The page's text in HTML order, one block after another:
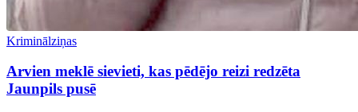
Kriminālziņas
Arvien meklē sievieti, kas pēdējo reizi redzēta
Jaunpils pusē